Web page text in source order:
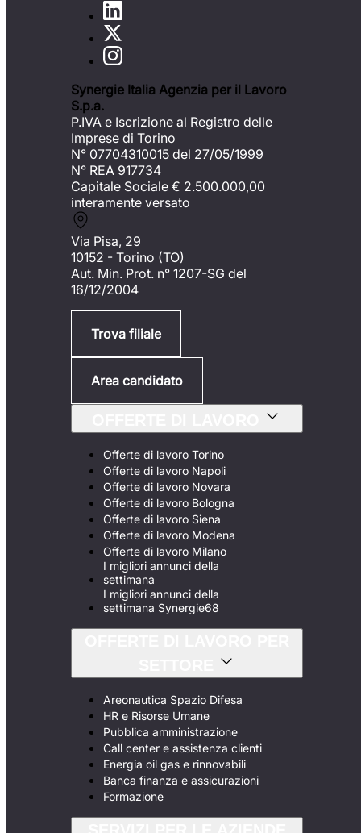
Synergie Italia Agenzia per il Lavoro
S.p.a.
P.IVA e Iscrizione al Registro delle
Imprese di Torino
N° 07704310015 del 27/05/1999
N° REA 917734
Capitale Sociale € 2.500.000,00
interamente versato
Via Pisa, 29
10152 - Torino (TO)
Aut. Min. Prot. n° 1207-SG del
16/12/2004
Trova filiale
Area candidato
Offerte di lavoro Torino
Offerte di lavoro Napoli
Offerte di lavoro Novara
Offerte di lavoro Bologna
Offerte di lavoro Siena
Offerte di lavoro Modena
Offerte di lavoro Milano
I migliori annunci della
settimana
I migliori annunci della
settimana Synergie68
Areonautica Spazio Difesa
HR e Risorse Umane
Pubblica amministrazione
Call center e assistenza clienti
Energia oil gas e rinnovabili
Banca finanza e assicurazioni
Formazione